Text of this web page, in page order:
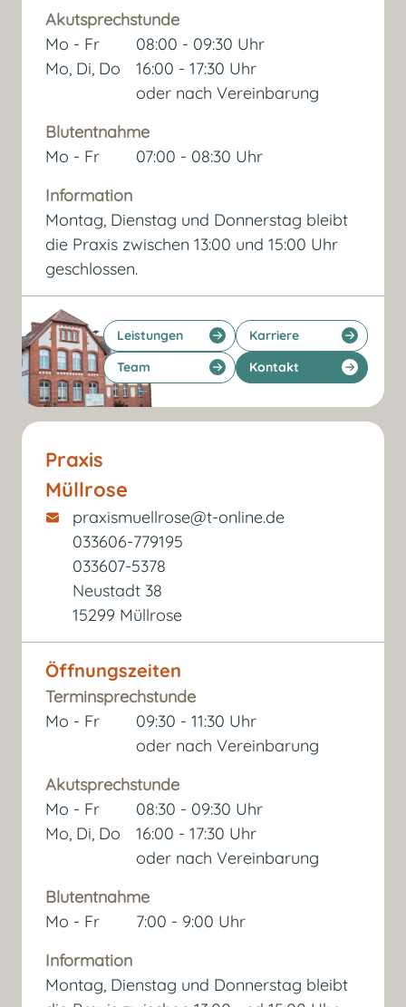
Akutsprechstunde
Mo - Fr
08:00 - 09:30 Uhr
Mo, Di, Do
16:00 - 17:30 Uhr
oder nach Vereinbarung
Blutentnahme
Mo - Fr
07:00 - 08:30 Uhr
Information
Montag, Dienstag und Donnerstag bleibt
die Praxis zwischen 13:00 und 15:00 Uhr
geschlossen.
Leistungen
Karriere
Team
Kontakt
Praxis
Müllrose
praxismuellrose@t-online.de
033606-779195
033607-5378
Neustadt 38
15299 Müllrose
Öffnungszeiten
Terminsprechstunde
Mo - Fr
09:30 - 11:30 Uhr
oder nach Vereinbarung
Akutsprechstunde
Mo - Fr
08:30 - 09:30 Uhr
Mo, Di, Do
16:00 - 17:30 Uhr
oder nach Vereinbarung
Blutentnahme
Mo - Fr
7:00 - 9:00 Uhr
Information
Montag, Dienstag und Donnerstag bleibt